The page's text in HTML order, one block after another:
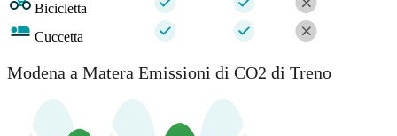
Bicicletta
Cuccetta
Modena a Matera Emissioni di CO2 di Treno